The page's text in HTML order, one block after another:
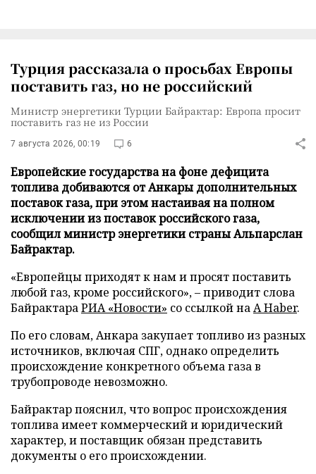
Турция рассказала о просьбах Европы
поставить газ, но не российский
Министр энергетики Турции Байрактар: Европа просит
поставить газ не из России
7 августа 2026, 00:19 6
Европейские государства на фоне дефицита
топлива добиваются от Анкары дополнительных
поставок газа, при этом настаивая на полном
исключении из поставок российского газа,
сообщил министр энергетики страны Альпарслан
Байрактар.
«Европейцы приходят к нам и просят поставить
любой газ, кроме российского», – приводит слова
БайрактараРИА «Новости» со ссылкой наA Haber.
По его словам, Анкара закупает топливо из разных
источников, включая СПГ, однако определить
происхождение конкретного объема газа в
трубопроводе невозможно.
Байрактар пояснил, что вопрос происхождения
топлива имеет коммерческий и юридический
характер, и поставщик обязан представить
документы о его происхождении.